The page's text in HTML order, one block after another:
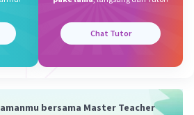
(0 Balas Chat Tutor
bersama Master Teacher